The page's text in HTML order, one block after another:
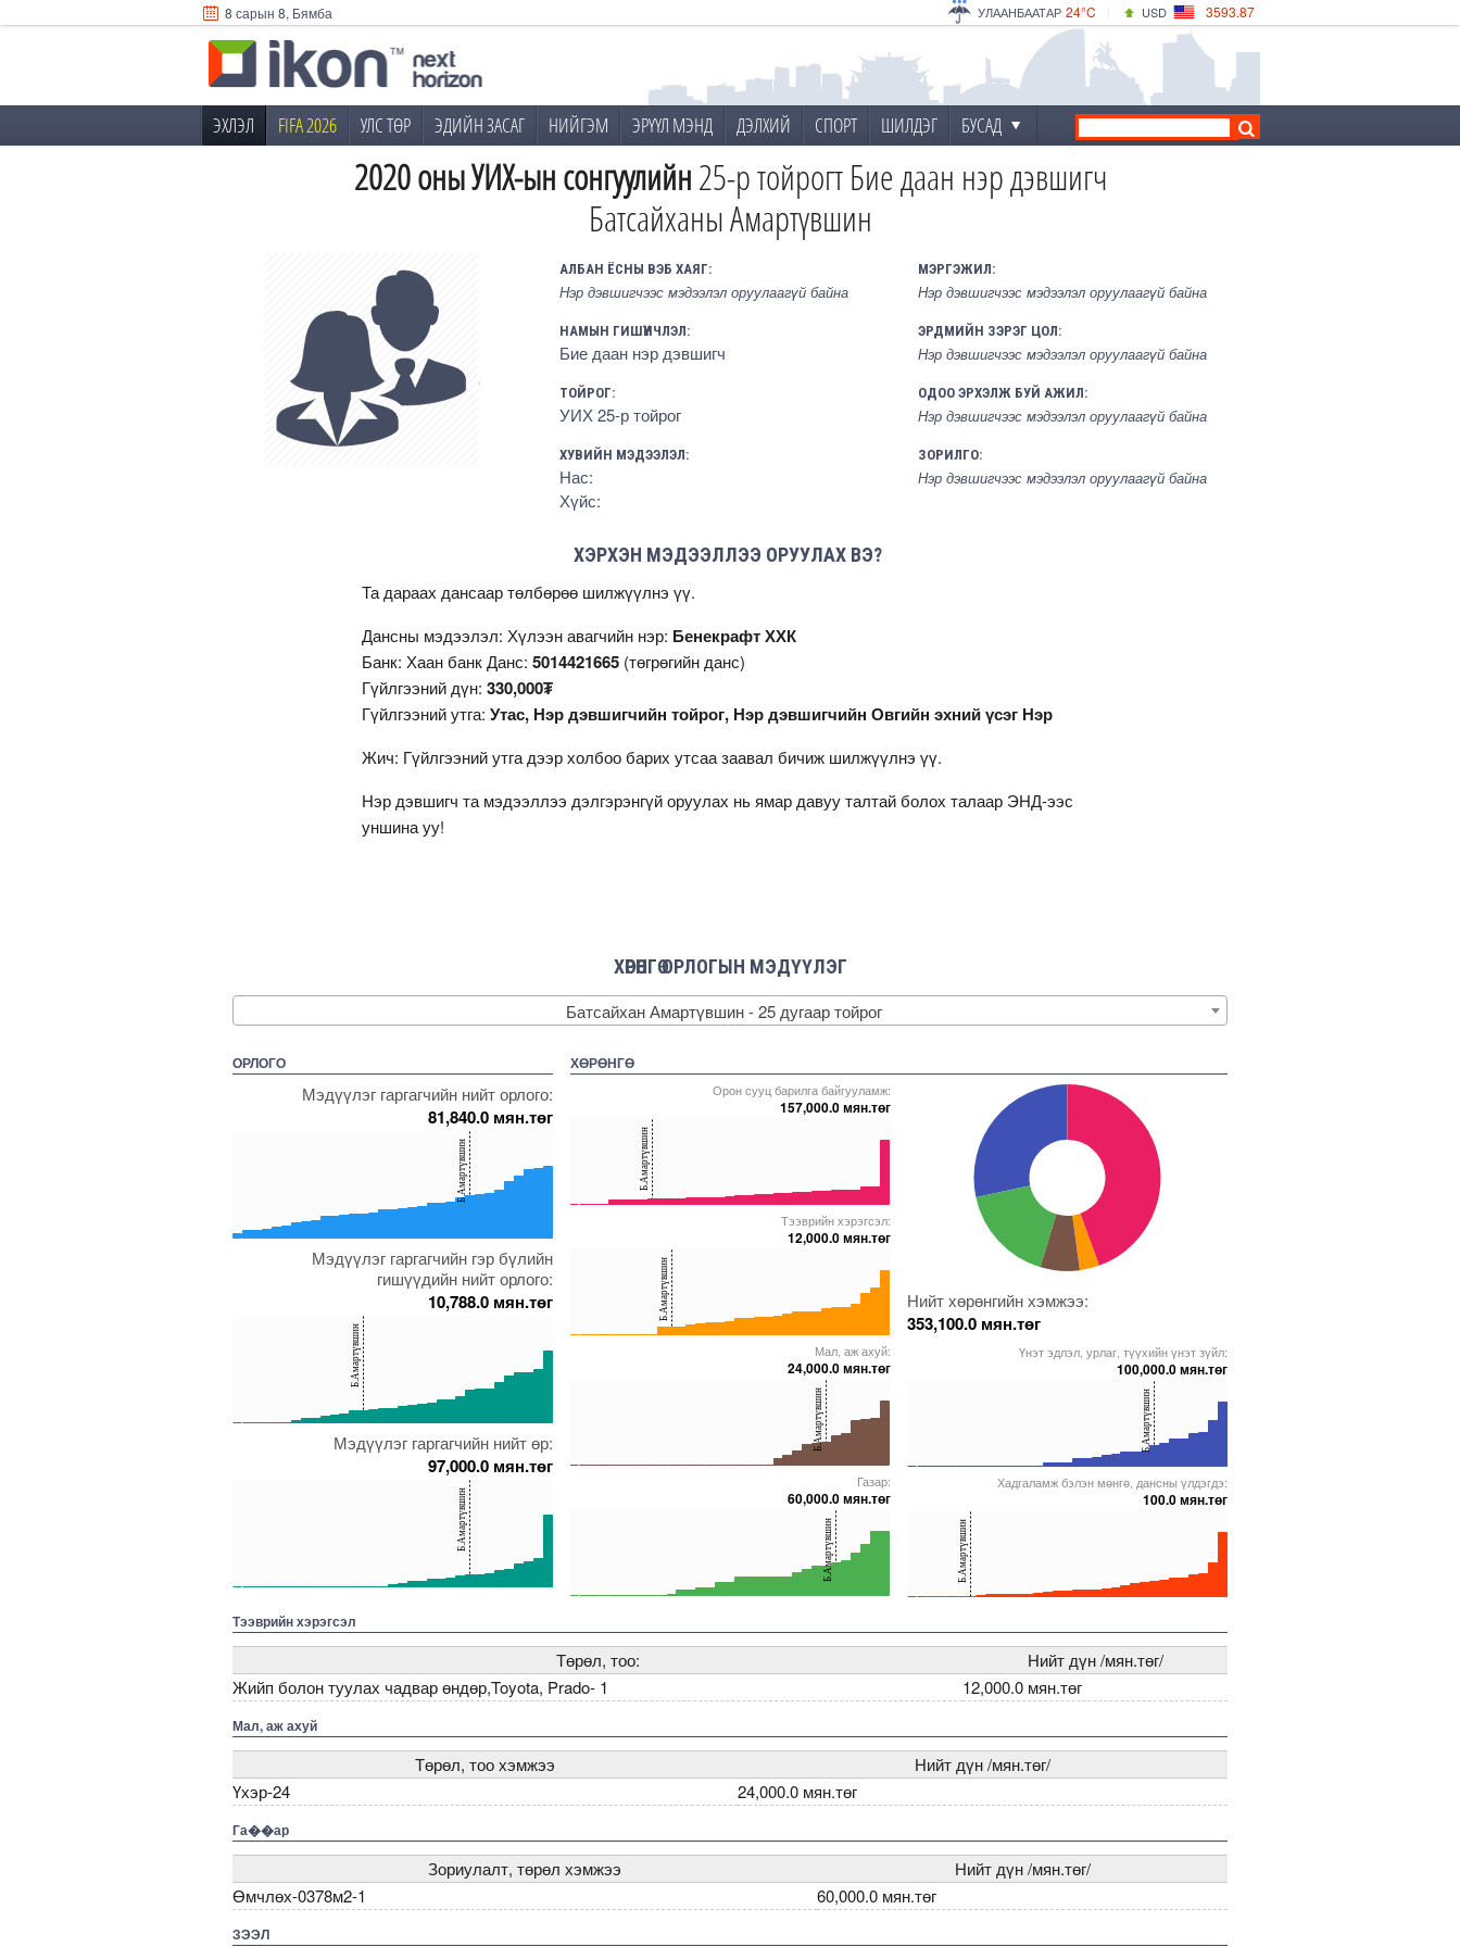
8 сарын 8, Бямба 24°C
УЛААНБААТАР
25°C
ДАРХАН
22°C
ЭРДЭНЭТ
USD 3593.87
4141.04
ЭХЛЭЛ FIFA 2026 УЛС ТӨР ЭДИЙН ЗАСАГ НИЙГЭМ ЭРҮҮЛ МЭНД ДЭЛХИЙ СПОРТ ШИЛДЭГ БУСАД
2020 оны УИХ-ын сонгуулийн25-р тойрогт Бие даан нэр дэвшигч
Батсайханы Амартүвшин
АЛБАН ЁСНЫ ВЭБ ХАЯГ:
Нэр дэвшигчээс мэдээлэл оруулаагүй байна
НАМЫН ГИШҮҮНЧЛЭЛ:
Бие даан нэр дэвшигч
ТОЙРОГ:
УИХ 25-р тойрог
ХУВИЙН МЭДЭЭЛЭЛ:
Нас:
Хүйс:
МЭРГЭЖИЛ:
Нэр дэвшигчээс мэдээлэл оруулаагүй байна
ЭРДМИЙН ЗЭРЭГ ЦОЛ:
Нэр дэвшигчээс мэдээлэл оруулаагүй байна
ОДОО ЭРХЭЛЖ БУЙ АЖИЛ:
Нэр дэвшигчээс мэдээлэл оруулаагүй байна
ЗОРИЛГО:
Нэр дэвшигчээс мэдээлэл оруулаагүй байна
ХЭРХЭН МЭДЭЭЛЛЭЭ ОРУУЛАХ ВЭ?
Та дараах дансаар төлбөрөө шилжүүлнэ үү.
Дансны мэдээлэл: Хүлээн авагчийн нэр: Бенекрафт ХХК
Банк: Хаан банк Данс: 5014421665 (төгрөгийн данс)
Гүйлгээний дүн: 330,000₮
Гүйлгээний утга: Утас, Нэр дэвшигчийн тойрог, Нэр дэвшигчийн Овгийн эхний үсэг Нэр
Жич: Гүйлгээний утга дээр холбоо барих утсаа заавал бичиж шилжүүлнэ үү.
Нэр дэвшигч та мэдээллээ дэлгэрэнгүй оруулах нь ямар давуу талтай болох талаар ЭНД-ээс
уншина уу!
ХӨРӨНГӨ ОРЛОГЫН МЭДҮҮЛЭГ
Батсайхан Амартүвшин - 25 дугаар тойрог
ОРЛОГО
Мэдүүлэг гаргагчийн нийт орлого:
81,840.0 мян.төг
5000000000000005262762500000000000000527169850000000000000052716995000000000000005272575
Б.Амартүвшин
Мэдүүлэг гаргагчийн гэр бүлийн
гишүүдийн нийт орлого:
10,788.0 мян.төг
5000000000000005271669500000000000000527213250000000000000052627625000000000000005237254
Б.Амартүвшин
Мэдүүлэг гаргагчийн нийт өр:
97,000.0 мян.төг
Б.Амартүвшин
ХӨРӨНГӨ
Орон сууц барилга байгууламж:
157,000.0 мян.төг
500000000000000527214250000000000000052720335000000000000005272575
Б.Амартүвшин
20
40
Тээврийн хэрэгсэл:
12,000.0 мян.төг
5000000000000005272163 50000000000000052721425000000000000005271705
Б.Амартүвшин
Мал, аж ахуй:
24,000.0 мян.төг
50000000000000052721425000000000000005236607
Б.Амартүвшин
0
20
Газар:
60,000.0 мян.төг
Б.Амартүвшин
Нийт хөрөнгийн хэмжээ:
353,100.0 мян.төг
Үнэт эдлэл, урлаг, түүхийн үнэт зүйл:
100,000.0 мян.төг
50000000000000052721635000000000000005271892500000000000000521617750000000000000052717645000000000000005272033
Б.Амартүвшин
0
Хадгаламж бэлэн мөнгө, дансны үлдэгдэ:
100.0 мян.төг
Б.Амартүвшин
0
Тээврийн хэрэгсэл
Төрөл, тоо:
Нийт дүн /мян.төг/
Жийп болон туулах чадвар өндөр,Toyota, Prado- 1
12,000.0 мян.төг
Мал, аж ахуй
Төрөл, тоо хэмжээ
Нийт дүн /мян.төг/
Үхэр-24
24,000.0 мян.төг
Га��ар
Зориулалт, төрөл хэмжээ
Нийт дүн /мян.төг/
Өмчлөх-0378м2-1
60,000.0 мян.төг
ЗЭЭЛ